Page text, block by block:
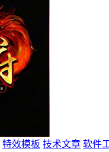
特效模板 技术文章 软件